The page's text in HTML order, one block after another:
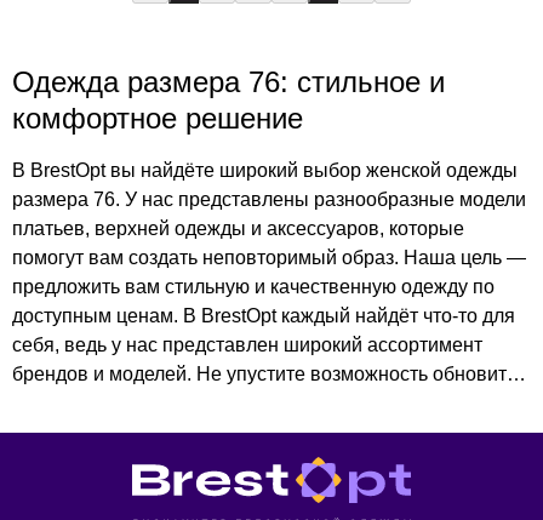
Одежда размера 76: стильное и
комфортное решение
В BrestOpt вы найдёте широкий выбор женской одежды
размера 76. У нас представлены разнообразные модели
платьев, верхней одежды и аксессуаров, которые
помогут вам создать неповторимый образ. Наша цель —
предложить вам стильную и качественную одежду по
доступным ценам. В BrestOpt каждый найдёт что-то для
себя, ведь у нас представлен широкий ассортимент
брендов и моделей. Не упустите возможность обновить